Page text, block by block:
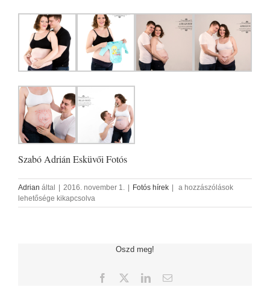
Szabó Adrián Esküvői Fotós
Adrian által | 2016. november 1. | Fotós hírek |
Kismama
bejegyzéshez
a hozzászólások
lehetősége kikapcsolva
Oszd meg!
Facebook LinkedInEmail: